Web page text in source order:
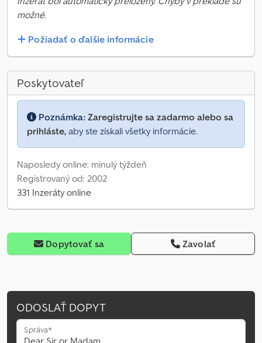
možné.
Požiadať o ďalšie informácie
Poskytovateľ
Poznámka: Zaregistrujte sa zadarmo alebo sa
prihláste, aby ste získali všetky informácie.
Naposledy online: minulý týždeň
Registrovaný od: 2002
331 Inzeráty online
Dopytovať sa Zavolať
ODOSLAŤ DOPYT
Správa*